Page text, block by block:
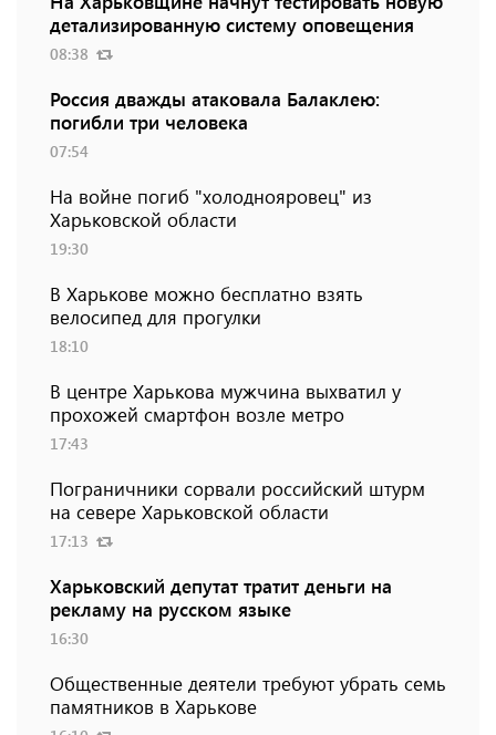
детализированную систему оповещения
08:38
Россия дважды атаковала Балаклею:
погибли три человека
07:54
На войне погиб "холоднояровец" из
Харьковской области
19:30
В Харькове можно бесплатно взять
велосипед для прогулки
18:10
В центре Харькова мужчина выхватил у
прохожей смартфон возле метро
17:43
Пограничники сорвали российский штурм
на севере Харьковской области
17:13
Харьковский депутат тратит деньги на
рекламу на русском языке
16:30
Общественные деятели требуют убрать семь
памятников в Харькове